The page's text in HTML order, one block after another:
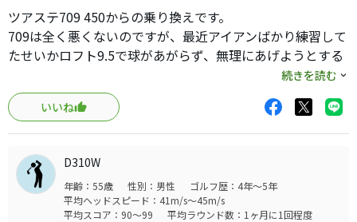
シャフトは元調子か中元調子にして、方向性重視のクラブ
にする予定です。
ヘッド重量も重めなので43インチか42.75インチで組もうか
と考えています。
ティーショットの幅と安定性を求める方にはいいクラブだ
と思います
ツアステ709 450からの乗り換えです。
709は全く悪くないのですが、最近アイアンばかり練習して
たせいかロフト9.5で球があがらず、無理にあげようとする
とプッシュアウトやチーピンになるため思いきって試打も
せず買いました。
たしかにロフト10とシャフトも上げやすいというMTだけあ
って弾道は高くなりました。
キャリーで損していた分を取り返せそうです。
構えやすさは抜群ですね。
続きを読む
いいね
D310W
年齢：55歳 性別：男性
ゴルフ歴：4年～5年
平均ヘッドスピード：41m/s～45m/s
平均スコア：90～99
平均ラウンド数：1ヶ月に1回程度